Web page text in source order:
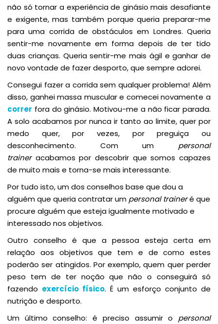
não só tornar a experiência de ginásio mais desafiante
e exigente, mas também porque queria preparar-me
para uma corrida de obstáculos em Londres. Queria
sentir-me novamente em forma depois de ter tido
duas crianças. Queria sentir-me mais ágil e ganhar de
novo vontade de fazer desporto, que sempre adorei.
Consegui fazer a corrida sem qualquer problema! Além
disso, ganhei massa muscular e comecei novamente a
correr fora do ginásio. Motivou-me a não ficar parada.
A solo acabamos por nunca ir tanto ao limite, quer por
medo quer, por vezes, por preguiça ou
desconhecimento. Com um personal
traineracabamos por descobrir que somos capazes
de muito mais e torna-se mais interessante.
Por tudo isto, um dos conselhos base que dou a
alguém que queria contratar um personal traineré que
procure alguém que esteja igualmente motivado e
interessado nos objetivos.
Outro conselho é que a pessoa esteja certa em
relação aos objetivos que tem e de como estes
poderão ser atingidos. Por exemplo, quem quer perder
peso tem de ter noção que não o conseguirá só
fazendo exercício físico. É um esforço conjunto de
nutrição e desporto.
Um último conselho: é preciso assumir o personal